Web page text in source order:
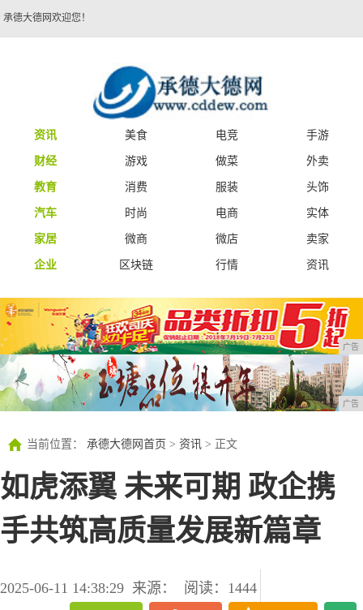
承德大德网欢迎您！
资讯 美食 电竞
手游
财经
游戏 做菜
外卖
教育
消费 服装
头饰
汽车
时尚 电商
实体
家居
微商 微店
卖家
企业
区块链 行情 资讯
广告
广告
当前位置： 承德大德网首页 > 资讯 > 正文
如虎添翼 未来可期 政企携
手共筑高质量发展新篇章
2025-06-11 14:38:29 来源： 阅读：1444